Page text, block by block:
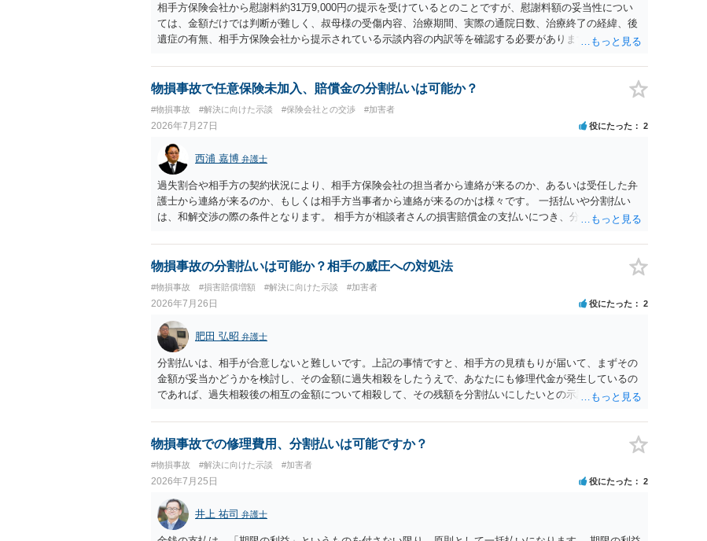
相手方保険会社から慰謝料約31万9,000円の提示を受けているとのことですが、慰謝料額の妥当性につい
ては、金額だけでは判断が難しく、叔母様の受傷内容、治療期間、実際の通院日数、治療終了の経緯、後
遺症の有無、相手方保険会社から提示されている示談内容の内訳等を確認する必要があります。保険会社
で、以下の資料・情報を準備した上で、弁護士に個別に相談することをお勧めいたします。 ・相手方保険
会社から届いている示談金額の提示書類 ・叔母様の診断名、けがの内容 ・治療開始日及び治療終了日 ・
今回の事故で利用できる弁護士費用特約が付帯しているか なお、被害者は叔母様ご本人となりますので、
弁護士が受任する場合には、叔母様ご本人の依頼意思等を確認する必要があります。日本語での十分な意
思疎通が難しいとのことですので、そのあたりのご事情も踏まえて、依頼意思の確認方法等を検討する必
要があると思われます。
物損事故で任意保険未加入、賠償金の分割払いは可能か？
#物損事故 #解決に向けた示談 #保険会社との交渉 #加害者
2026年7月27日 役にたった 2
西浦 嘉博 弁護士
過失割合や相手方の契約状況により、相手方保険会社の担当者から連絡が来るのか、あるいは受任した弁
護士から連絡が来るのか、もしくは相手方当事者から連絡が来るのかは様々です。 一括払いや分割払い
は、和解交渉の際の条件となります。 相手方が相談者さんの損害賠償金の支払いにつき、分割払いに合意
に、交渉の方向性につき、最寄りの法律事務所で相談だけでもされることも検討ください。
物損事故の分割払いは可能か？相手の威圧への対処法
#物損事故 #損害賠償増額 #解決に向けた示談 #加害者
2026年7月26日 役にたった 2
肥田 弘昭 弁護士
分割払いは、相手が合意しないと難しいです。上記の事情ですと、相手方の見積もりが届いて、まずその
金額が妥当かどうかを検討し、その金額に過失相殺をしたうえで、あなたにも修理代金が発生しているの
であれば、過失相殺後の相互の金額について相殺して、その残額を分割払いにしたいとの示談案を提案す
ご参考にしてください。
物損事故での修理費用、分割払いは可能ですか？
#物損事故 #解決に向けた示談 #加害者
2026年7月25日 役にたった 2
井上 祐司 弁護士